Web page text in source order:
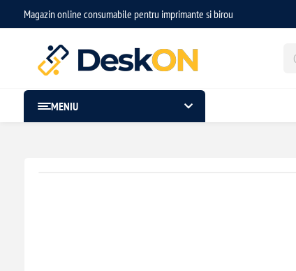
Magazin online consumabile pentru imprimante si birou
MENIU